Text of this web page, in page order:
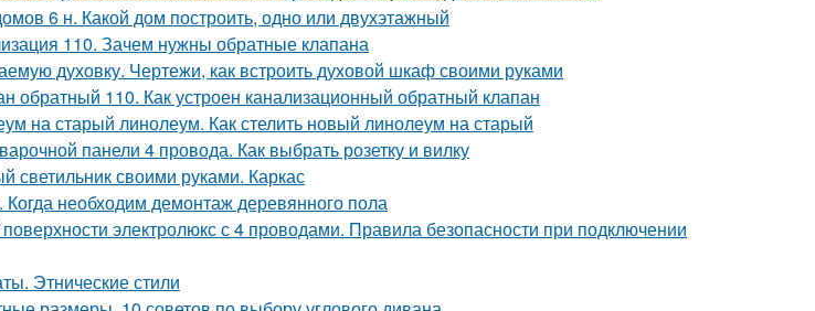
6 н. Какой дом построить, одно или двухэтажный
110. Зачем нужны обратные клапана
духовку. Чертежи, как встроить духовой шкаф своими руками
обратный 110. Как устроен канализационный обратный клапан
на старый линолеум. Как стелить новый линолеум на старый
панели 4 провода. Как выбрать розетку и вилку
светильник своими руками. Каркас
необходим демонтаж деревянного пола
электролюкс с 4 проводами. Правила безопасности при подключении
Этнические стили